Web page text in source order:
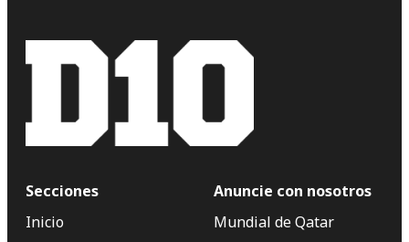
Secciones
Inicio
Anuncie con nosotros
Mundial de Qatar